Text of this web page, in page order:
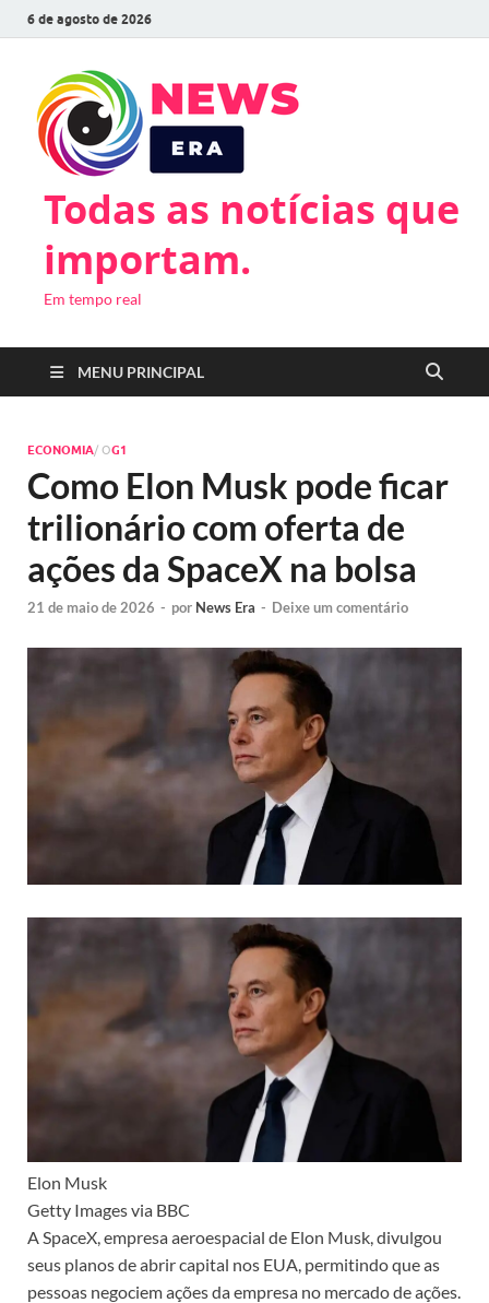
6 de agosto de 2026
Todas as notícias que
importam.
Em tempo real
MENU PRINCIPAL
ECONOMIA/ OG1
Como Elon Musk pode ficar
trilionário com oferta de
ações da SpaceX na bolsa
21 de maio de 2026 - por News Era - Deixe um comentário
Elon Musk
Getty Images via BBC
A SpaceX, empresa aeroespacial de Elon Musk, divulgou
seus planos de abrir capital nos EUA, permitindo que as
pessoas negociem ações da empresa no mercado de ações.